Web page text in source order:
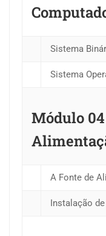
Sistema
Sistema
Módulo
A Fonte de
Instalação